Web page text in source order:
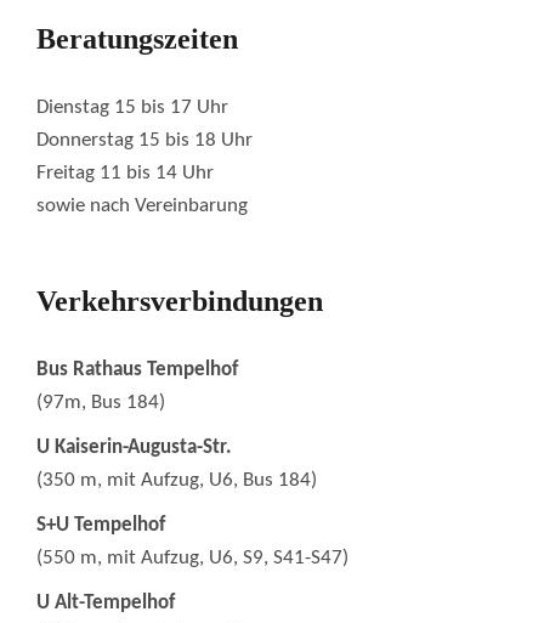
Beratungszeiten
Dienstag 15 bis 17 Uhr
Donnerstag 15 bis 18 Uhr
Freitag 11 bis 14 Uhr
sowie nach Vereinbarung
Verkehrsverbindungen
Bus Rathaus Tempelhof
(97m, Bus 184)
U Kaiserin-Augusta-Str.
(350 m, mit Aufzug, U6, Bus 184)
S+U Tempelhof
(550 m, mit Aufzug, U6, S9, S41-S47)
U Alt-Tempelhof